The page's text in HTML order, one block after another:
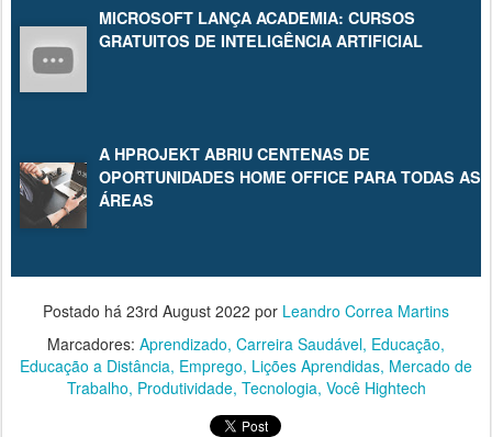
MICROSOFT LANÇA ACADEMIA: CURSOS
GRATUITOS DE INTELIGÊNCIA ARTIFICIAL
A HPROJEKT ABRIU CENTENAS DE
OPORTUNIDADES HOME OFFICE PARA TODAS AS
ÁREAS
Postado há 23rd August 2022 por Leandro Correa Martins
Marcadores: Aprendizado Carreira Saudável Educação
Educação a Distância Emprego Lições Aprendidas Mercado de
Trabalho Produtividade Tecnologia Você Hightech